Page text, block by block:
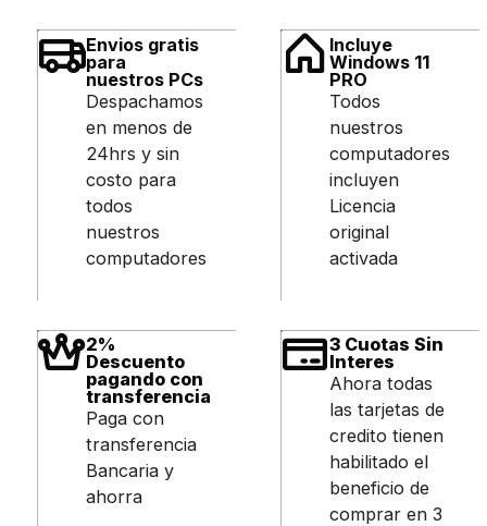
Envios gratis
para
nuestros PCs
Despachamos
en menos de
24hrs y sin
costo para
todos
nuestros
computadores
Incluye
Windows 11
PRO
Todos
nuestros
computadores
incluyen
Licencia
original
activada
2%
Descuento
pagando con
transferencia
Paga con
transferencia
Bancaria y
ahorra
3 Cuotas Sin
Interes
Ahora todas
las tarjetas de
credito tienen
habilitado el
beneficio de
comprar en 3